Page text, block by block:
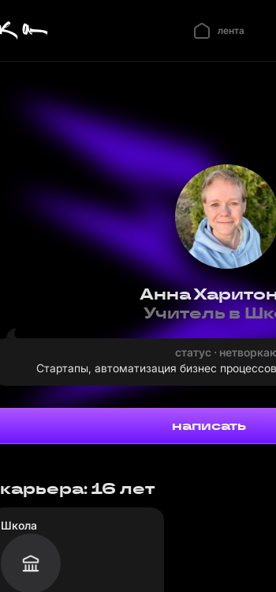
лента
Анна
Учитель в
статус ·
Стартапы, автоматизация бизнес
написать
карьера: 16 лет
Школа